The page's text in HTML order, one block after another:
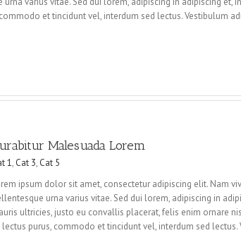
et tincidunt vel, interdum sed lectus. Vestibulum
Malesuada Lorem
1, Cat 3, Cat 5
ipsum dolor sit amet, consectetur adipiscing elit. Nam
urna varius vitae. Sed dui lorem, adipiscing in
ultricies, justo eu convallis placerat, felis enim ornare
lectus purus, commodo et tincidunt vel, interdum sed